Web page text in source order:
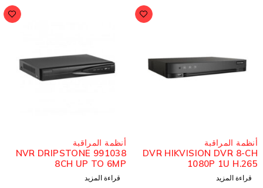
أنظمة المراقبة
DVR HIKVISION DVR 8-CH
1080P 1U H.265
قراءة المزيد
أنظمة المراقبة
NVR DRIPSTONE 991038
8CH UP TO 6MP
قراءة المزيد